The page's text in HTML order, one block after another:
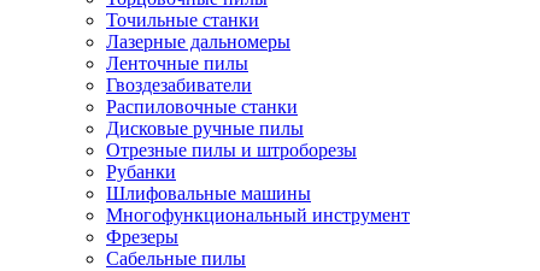
Точильные станки
Лазерные дальномеры
Ленточные пилы
Гвоздезабиватели
Распиловочные станки
Дисковые ручные пилы
Отрезные пилы и штроборезы
Рубанки
Шлифовальные машины
Многофункциональный инструмент
Фрезеры
Сабельные пилы